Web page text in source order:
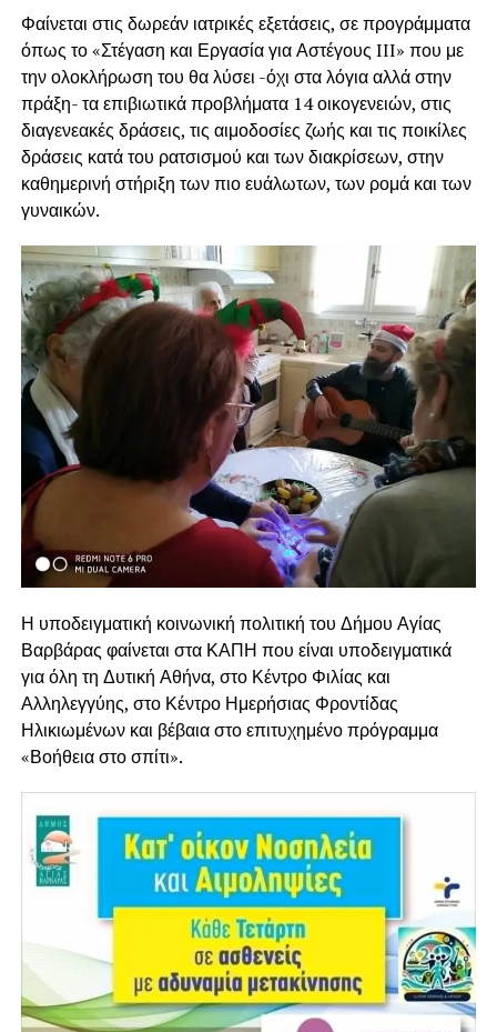
Φαίνεται στις δωρεάν ιατρικές εξετάσεις, σε προγράμματα
όπως το «Στέγαση και Εργασία για Αστέγους III» που με
την ολοκλήρωση του θα λύσει -όχι στα λόγια αλλά στην
πράξη- τα επιβιωτικά προβλήματα 14 οικογενειών, στις
διαγενεακές δράσεις, τις αιμοδοσίες ζωής και τις ποικίλες
δράσεις κατά του ρατσισμού και των διακρίσεων, στην
καθημερινή στήριξη των πιο ευάλωτων, των ρομά και των
γυναικών.
Η υποδειγματική κοινωνική πολιτική του Δήμου Αγίας
Βαρβάρας φαίνεται στα ΚΑΠΗ που είναι υποδειγματικά
για όλη τη Δυτική Αθήνα, στο Κέντρο Φιλίας και
Αλληλεγγύης, στο Κέντρο Ημερήσιας Φροντίδας
Ηλικιωμένων και βέβαια στο επιτυχημένο πρόγραμμα
«Βοήθεια στο σπίτι».